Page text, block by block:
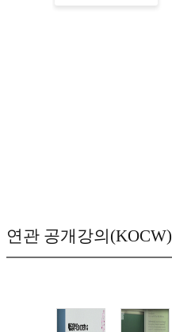
연관 공개강의(KOCW)